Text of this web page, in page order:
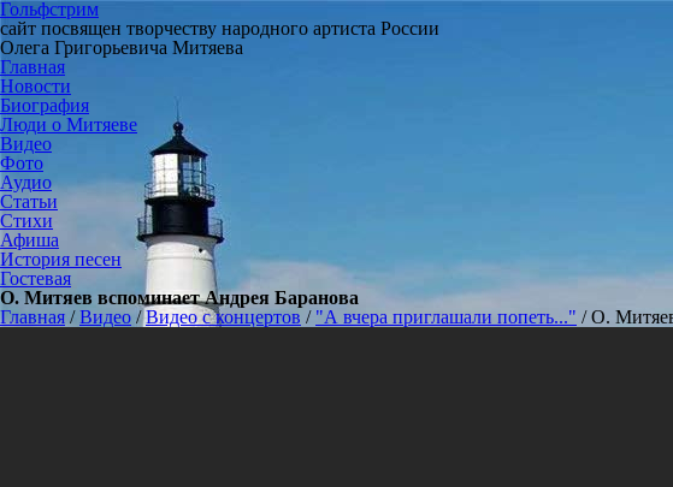
Гольфстрим
сайт посвящен творчеству народного артиста России
Олега Григорьевича Митяева
Главная
Новости
Биография
Люди о Митяеве
Видео
Фото
Аудио
Статьи
Стихи
Афиша
История песен
Гостевая
О. Митяев вспоминает Андрея Баранова
Главная /Видео /Видео с концертов / "А вчера приглашали попеть..." /О.